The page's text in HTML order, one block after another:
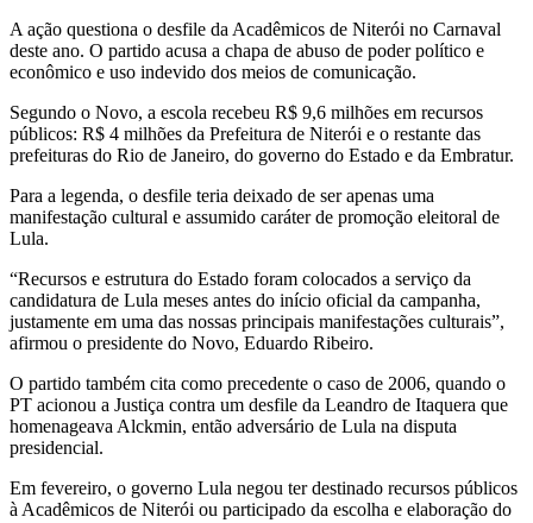
A ação questiona o desfile da Acadêmicos de Niterói no Carnaval
deste ano. O partido acusa a chapa de abuso de poder político e
econômico e uso indevido dos meios de comunicação.
Segundo o Novo, a escola recebeu R$ 9,6 milhões em recursos
públicos: R$ 4 milhões da Prefeitura de Niterói e o restante das
prefeituras do Rio de Janeiro, do governo do Estado e da Embratur.
Para a legenda, o desfile teria deixado de ser apenas uma
manifestação cultural e assumido caráter de promoção eleitoral de
Lula.
“Recursos e estrutura do Estado foram colocados a serviço da
candidatura de Lula meses antes do início oficial da campanha,
justamente em uma das nossas principais manifestações culturais”,
afirmou o presidente do Novo, Eduardo Ribeiro.
O partido também cita como precedente o caso de 2006, quando o
PT acionou a Justiça contra um desfile da Leandro de Itaquera que
homenageava Alckmin, então adversário de Lula na disputa
presidencial.
Em fevereiro, o governo Lula negou ter destinado recursos públicos
à Acadêmicos de Niterói ou participado da escolha e elaboração do